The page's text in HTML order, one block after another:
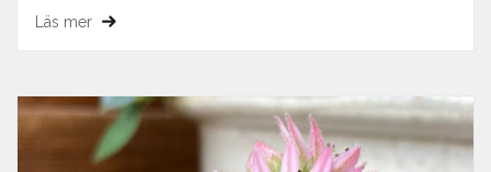
Läs mer